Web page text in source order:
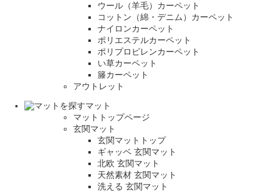
ウール（羊毛）カーペット
コットン（綿・デニム）カーペット
ナイロンカーペット
ポリエステルカーペット
ポリプロピレンカーペット
い草カーペット
籐カーペット
アウトレット
マット
マットトップページ
玄関マット
玄関マットトップ
ギャッベ 玄関マット
北欧 玄関マット
天然素材 玄関マット
洗える 玄関マット